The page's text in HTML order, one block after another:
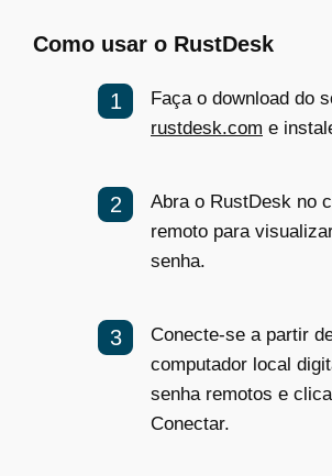
Como usar o RustDesk
Faça o download do
rustdesk.com e
Abra o RustDesk no
remoto para
senha.
Conecte-se a partir
computador local
senha remotos e
Conectar.